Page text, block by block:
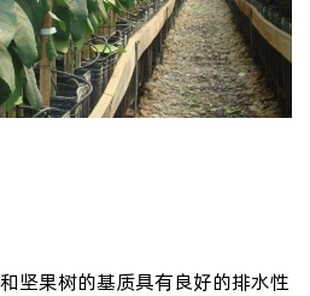
坚果树的基质具有良好的排水性